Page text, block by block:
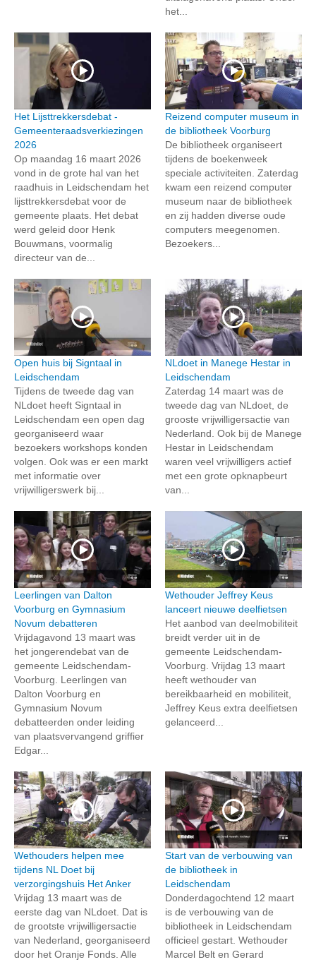
het...
Het Lijsttrekkersdebat -
Gemeenteraadsverkiezingen
2026
Op maandag 16 maart 2026
vond in de grote hal van het
raadhuis in Leidschendam het
lijsttrekkersdebat voor de
gemeente plaats. Het debat
werd geleid door Henk
Bouwmans, voormalig
directeur van de...
Reizend computer museum in
de bibliotheek Voorburg
De bibliotheek organiseert
tijdens de boekenweek
speciale activiteiten. Zaterdag
kwam een reizend computer
museum naar de bibliotheek
en zij hadden diverse oude
computers meegenomen.
Bezoekers...
Open huis bij Signtaal in
Leidschendam
Tijdens de tweede dag van
NLdoet heeft Signtaal in
Leidschendam een open dag
georganiseerd waar
bezoekers workshops konden
volgen. Ook was er een markt
met informatie over
vrijwilligerswerk bij...
NLdoet in Manege Hestar in
Leidschendam
Zaterdag 14 maart was de
tweede dag van NLdoet, de
grooste vrijwilligersactie van
Nederland. Ook bij de Manege
Hestar in Leidschendam
waren veel vrijwilligers actief
met een grote opknapbeurt
van...
Leerlingen van Dalton
Voorburg en Gymnasium
Novum debatteren
Vrijdagavond 13 maart was
het jongerendebat van de
gemeente Leidschendam-
Voorburg. Leerlingen van
Dalton Voorburg en
Gymnasium Novum
debatteerden onder leiding
van plaatsvervangend griffier
Edgar...
Wethouder Jeffrey Keus
lanceert nieuwe deelfietsen
Het aanbod van deelmobiliteit
breidt verder uit in de
gemeente Leidschendam-
Voorburg. Vrijdag 13 maart
heeft wethouder van
bereikbaarheid en mobiliteit,
Jeffrey Keus extra deelfietsen
gelanceerd...
Wethouders helpen mee
tijdens NL Doet bij
verzorgingshuis Het Anker
Vrijdag 13 maart was de
eerste dag van NLdoet. Dat is
de grootste vrijwilligersactie
van Nederland, georganiseerd
door het Oranje Fonds. Alle
Start van de verbouwing van
de bibliotheek in
Leidschendam
Donderdagochtend 12 maart
is de verbouwing van de
bibliotheek in Leidschendam
officieel gestart. Wethouder
Marcel Belt en Gerard